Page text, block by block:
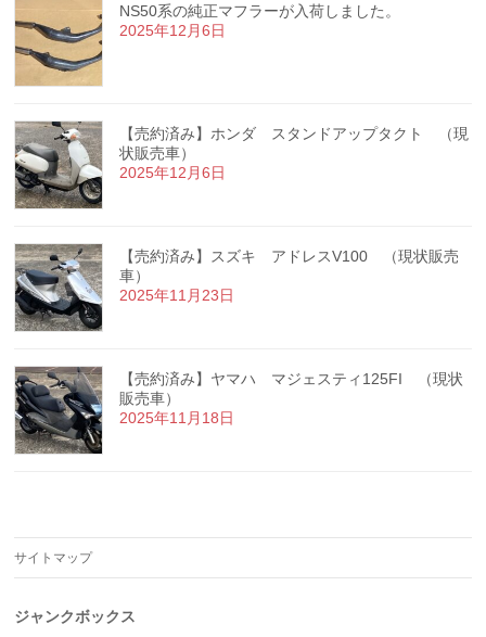
NS50系の純正マフラーが入荷しました。
2025年12月6日
【売約済み】ホンダ スタンドアップタクト （現
状販売車）
2025年12月6日
【売約済み】スズキ アドレスV100 （現状販売
車）
2025年11月23日
【売約済み】ヤマハ マジェスティ125FI （現状
販売車）
2025年11月18日
サイトマップ
ジャンクボックス